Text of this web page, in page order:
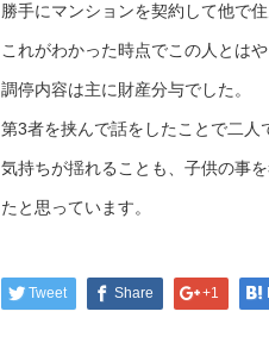
勝手にマンションを契約して他で住
これがわかった時点でこの人とは
調停内容は主に財産分与でした。
第3者を挟んで話をしたことで二人
気持ちが揺れることも、子供の事
たと思っています。
Tweet Share +1